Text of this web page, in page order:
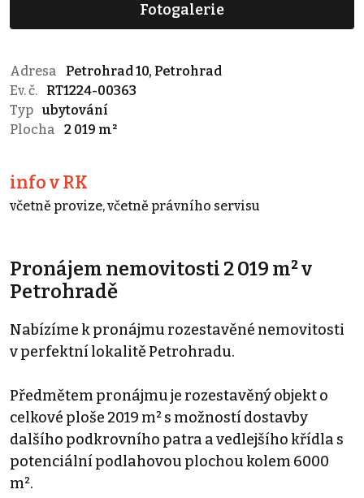
Fotogalerie
Adresa
Petrohrad 10, Petrohrad
Ev. č.
RT1224-00363
Typ ubytování
Plocha
2 019 m²
info v RK
včetně provize, včetně právního servisu
Pronájem nemovitosti 2 019 m² v
Petrohradě
Nabízíme k pronájmu rozestavěné nemovitosti
v perfektní lokalitě Petrohradu.
Předmětem pronájmu je rozestavěný objekt o
celkové ploše 2019 m² s možností dostavby
dalšího podkrovního patra a vedlejšího křídla s
potenciální podlahovou plochou kolem 6000
m².